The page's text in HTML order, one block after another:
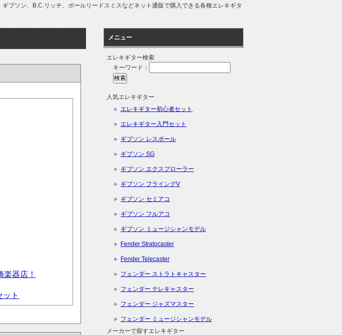
ブソン、B.C.リッチ、ポールリードスミスなどネット通販で購入できる各種エレキギタ
器店！
ト
メニュー
エレキギター検索
キーワード：
人気エレキギター
エレキギター初心者セット
エレキギター入門セット
ギブソン レスポール
ギブソン SG
ギブソン エクスプローラー
ギブソン フライングV
ギブソン セミアコ
ギブソン フルアコ
ギブソン ミュージシャンモデル
Fender Stratocaster
Fender Telecaster
フェンダー ストラトキャスター
フェンダー テレキャスター
フェンダー ジャズマスター
フェンダー ミュージシャンモデル
メーカーで探すエレキギター